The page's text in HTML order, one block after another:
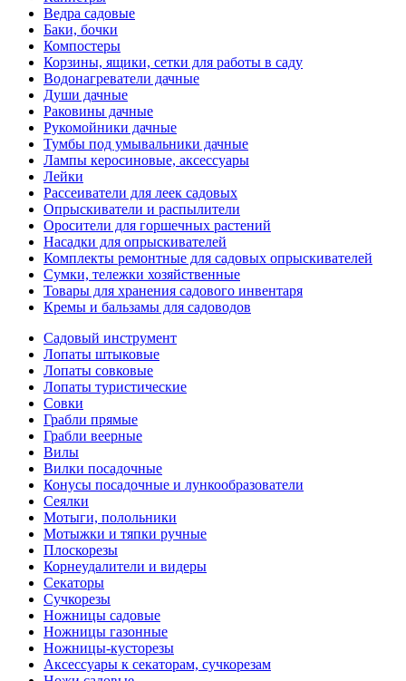
Ведра садовые
Баки, бочки
Компостеры
Корзины, ящики, сетки для работы в саду
Водонагреватели дачные
Души дачные
Раковины дачные
Рукомойники дачные
Тумбы под умывальники дачные
Лампы керосиновые, аксессуары
Лейки
Рассеиватели для леек садовых
Опрыскиватели и распылители
Оросители для горшечных растений
Насадки для опрыскивателей
Комплекты ремонтные для садовых опрыскивателей
Сумки, тележки хозяйственные
Товары для хранения садового инвентаря
Кремы и бальзамы для садоводов
Садовый инструмент
Лопаты штыковые
Лопаты совковые
Лопаты туристические
Совки
Грабли прямые
Грабли веерные
Вилы
Вилки посадочные
Конусы посадочные и лункообразователи
Сеялки
Мотыги, полольники
Мотыжки и тяпки ручные
Плоскорезы
Корнеудалители и видеры
Секаторы
Сучкорезы
Ножницы садовые
Ножницы газонные
Ножницы-кусторезы
Аксессуары к секаторам, сучкорезам